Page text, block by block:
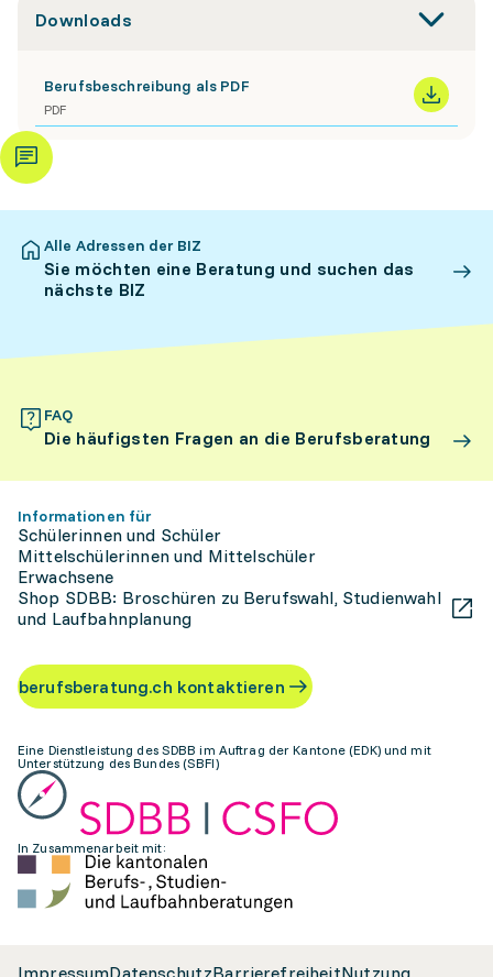
Downloads
Berufsbeschreibung als PDF
PDF
Alle Adressen der BIZ
Sie möchten eine Beratung und suchen das
nächste BIZ
FAQ
Die häufigsten Fragen an die Berufsberatung
Informationen für
Schülerinnen und Schüler
Mittelschülerinnen und Mittelschüler
Erwachsene
Shop SDBB: Broschüren zu Berufswahl, Studienwahl
und Laufbahnplanung
berufsberatung.ch kontaktieren
Eine Dienstleistung des SDBB im Auftrag der Kantone (EDK) und mit
Unterstützung des Bundes (SBFI)
In Zusammenarbeit mit: